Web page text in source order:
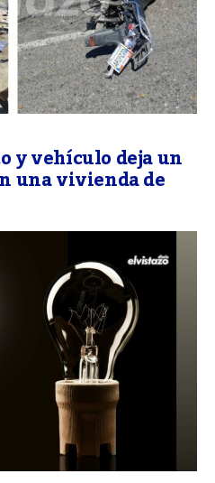
y vehículo deja un
una vivienda de